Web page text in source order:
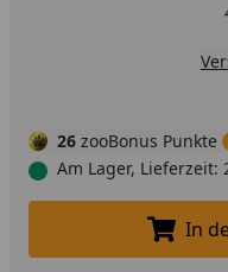
26 zooBonus Punkte
Am Lager, Lieferzeit:
In